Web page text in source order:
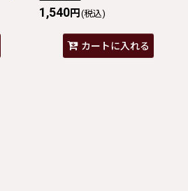
1,540円 (税込)
カートに入れる